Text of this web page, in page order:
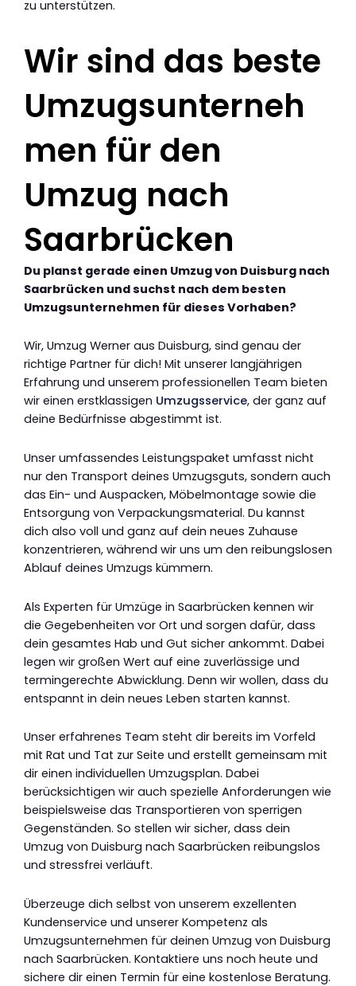
zu unterstützen.
Wir sind das beste
Umzugsunterneh
men für den
Umzug nach
Saarbrücken
Du planst gerade einen Umzug von Duisburg nach
Saarbrücken und suchst nach dem besten
Umzugsunternehmen für dieses Vorhaben?
Wir, Umzug Werner aus Duisburg, sind genau der
richtige Partner für dich! Mit unserer langjährigen
Erfahrung und unserem professionellen Team bieten
wir einen erstklassigen Umzugsservice, der ganz auf
deine Bedürfnisse abgestimmt ist.
Unser umfassendes Leistungspaket umfasst nicht
nur den Transport deines Umzugsguts, sondern auch
das Ein- und Auspacken, Möbelmontage sowie die
Entsorgung von Verpackungsmaterial. Du kannst
dich also voll und ganz auf dein neues Zuhause
konzentrieren, während wir uns um den reibungslosen
Ablauf deines Umzugs kümmern.
Als Experten für Umzüge in Saarbrücken kennen wir
die Gegebenheiten vor Ort und sorgen dafür, dass
dein gesamtes Hab und Gut sicher ankommt. Dabei
legen wir großen Wert auf eine zuverlässige und
termingerechte Abwicklung. Denn wir wollen, dass du
entspannt in dein neues Leben starten kannst.
Unser erfahrenes Team steht dir bereits im Vorfeld
mit Rat und Tat zur Seite und erstellt gemeinsam mit
dir einen individuellen Umzugsplan. Dabei
berücksichtigen wir auch spezielle Anforderungen wie
beispielsweise das Transportieren von sperrigen
Gegenständen. So stellen wir sicher, dass dein
Umzug von Duisburg nach Saarbrücken reibungslos
und stressfrei verläuft.
Überzeuge dich selbst von unserem exzellenten
Kundenservice und unserer Kompetenz als
Umzugsunternehmen für deinen Umzug von Duisburg
nach Saarbrücken. Kontaktiere uns noch heute und
sichere dir einen Termin für eine kostenlose Beratung.